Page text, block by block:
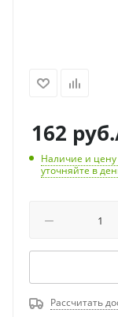
162 руб.
Наличие и цену
уточняйте в
Рассчитать